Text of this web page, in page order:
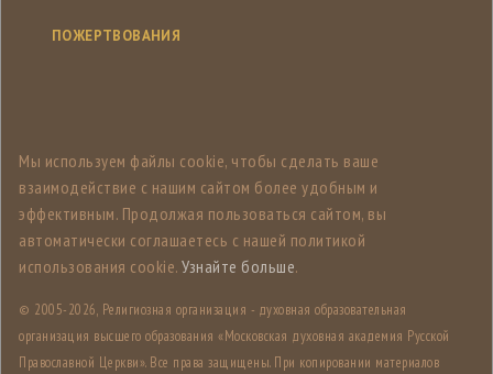
ПОЖЕРТВОВАНИЯ
Мы используем файлы cookie, чтобы сделать ваше
взаимодействие с нашим сайтом более удобным и
эффективным. Продолжая пользоваться сайтом, вы
автоматически соглашаетесь с нашей политикой
использования cookie. Узнайте больше.
© 2005-2026, Религиозная организация - духовная образовательная
организация высшего образования «Московская духовная академия Русской
Православной Церкви». Все права защищены. При копировании материалов